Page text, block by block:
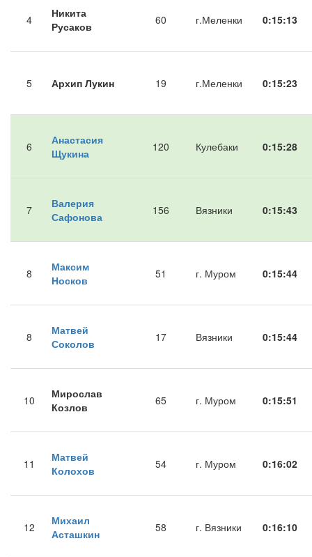
4
Никита
Русаков
60 г.Меленки 0:15:13
5 Архип Лукин 19 г.Меленки 0:15:23
6
Анастасия
Щукина
120 Кулебаки 0:15:28
7
Валерия
Сафонова
156 Вязники 0:15:43
8
Максим
Носков
51 г. Муром 0:15:44
8
Матвей
Соколов
17 Вязники 0:15:44
10
Мирослав
Козлов
65 г. Муром 0:15:51
11
Матвей
Колохов
54 г. Муром 0:16:02
12
Михаил
Асташкин
58 г. Вязники 0:16:10